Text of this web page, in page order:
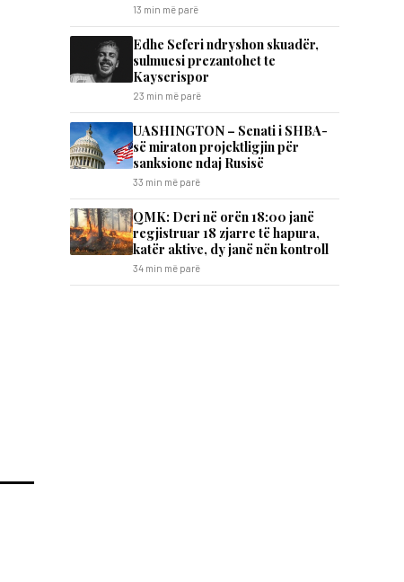
13 min më parë
Edhe Seferi ndryshon skuadër,
sulmuesi prezantohet te
Kayserispor
23 min më parë
UASHINGTON – Senati i SHBA-
së miraton projektligjin për
sanksione ndaj Rusisë
33 min më parë
QMK: Deri në orën 18:00 janë
regjistruar 18 zjarre të hapura,
katër aktive, dy janë nën kontroll
34 min më parë